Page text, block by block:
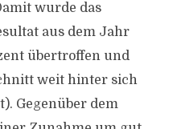
wurde das
aus dem Jahr
übertroffen und
weit hinter sich
Gegenüber dem